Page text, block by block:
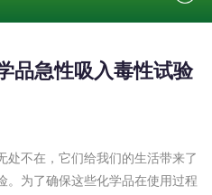
品急性吸入毒性试验
处不在，它们给我们的生活带来了
。为了确保这些化学品在使用过程
测 蚊香液检测